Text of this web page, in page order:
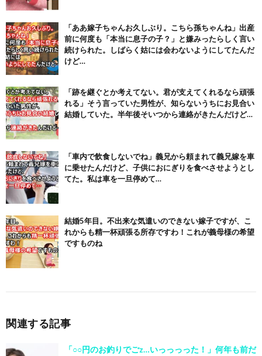
(6/22)
【画像】テイルズで一番マ〇コ舐めまわしたい女の子ｗｗｗｗｗ
(6/22)
Powered by livedoor 相互RSS
「ああ嫁子ちゃんお久しぶり。こちら孫ちゃんね」出産
前に何度も「本当に息子の子？」と嫌みったらしく言い
続けられた。しばらく姑には会わないようにしてたんだ
けど…
「跡を継ぐとか考えてない。君が支えてくれるなら頑張
れる」そう言っていた男性が、知らないうちにお見合い
結婚していた。半年後そいつから連絡がきたんだけど…
「車内で飲食しないでね」義兄から頼まれて義兄嫁を車
に乗せたんだけど、子供におにぎりを食べさせようとし
てた。私は車を一旦停めて…
結婚5年目。不出来な気遣いのできない嫁子ですが、こ
れからも精一杯頑張る所存ですわ！これが義母様の希望
ですものね
関連する記事
「○○円のお釣りでごz…いっっっった！」何年も前だ